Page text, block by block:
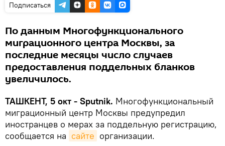
Подписаться
По данным Многофункционального
миграционного центра Москвы, за
последние месяцы число случаев
предоставления поддельных бланков
увеличилось.
ТАШКЕНТ, 5 окт - Sputnik. Многофункциональный
миграционный центр Москвы предупредил
иностранцев о мерах за поддельную регистрацию,
сообщается на сайте организации.